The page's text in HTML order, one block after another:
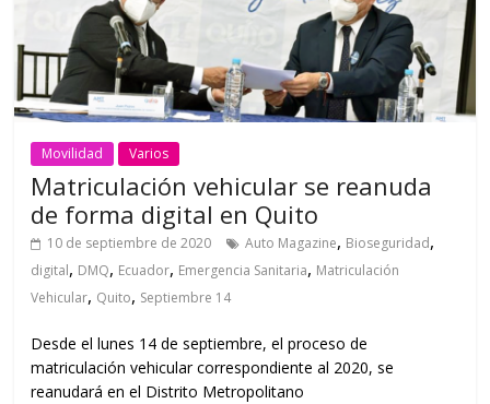
Movilidad Varios
Matriculación vehicular se reanuda
de forma digital en Quito
10 de septiembre de 2020 Auto Magazine, Bioseguridad,
digital, DMQ, Ecuador, Emergencia Sanitaria, Matriculación
Vehicular, Quito, Septiembre 14
Desde el lunes 14 de septiembre, el proceso de
matriculación vehicular correspondiente al 2020, se
reanudará en el Distrito Metropolitano